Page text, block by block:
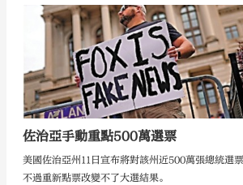
佐治亞手動重點500萬選票
美國佐治亞州11日宣布將對該州近500萬張總統選
不過重新點票改變不了大選結果。